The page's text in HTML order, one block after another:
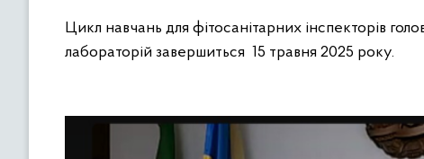
Цикл навчань для фітосанітарних інспекторів
лабораторій завершиться 15 травня 2025 року.